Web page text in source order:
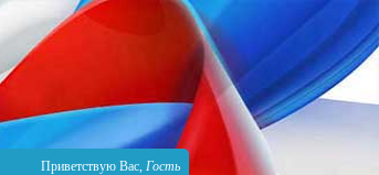
Приветствую Вас, Гость